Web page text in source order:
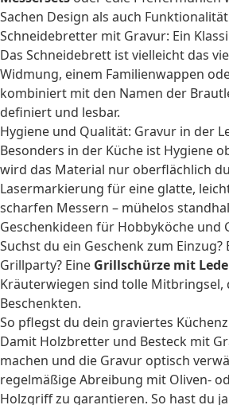
Sachen Design als auch
Schneidebretter mit Gravur: Ein
Das Schneidebrett ist vielleicht das
Widmung, einem Familienwappen
kombiniert mit den Namen der
definiert und lesbar.
Hygiene und Qualität: Gravur in der
Besonders in der Küche ist Hygiene
wird das Material nur oberflächlich
Lasermarkierung für eine glatte,
scharfen Messern – mühelos
Geschenkideen für Hobbyköche und
Suchst du ein Geschenk zum
Grillparty? Eine Grillschürze mit
Kräuterwiegen sind tolle Mitbringsel,
Beschenkten.
So pflegst du dein graviertes
Damit Holzbretter und Besteck mit
machen und die Gravur optisch
regelmäßige Abreibung mit Oliven-
Holzgriff zu garantieren. So hast du